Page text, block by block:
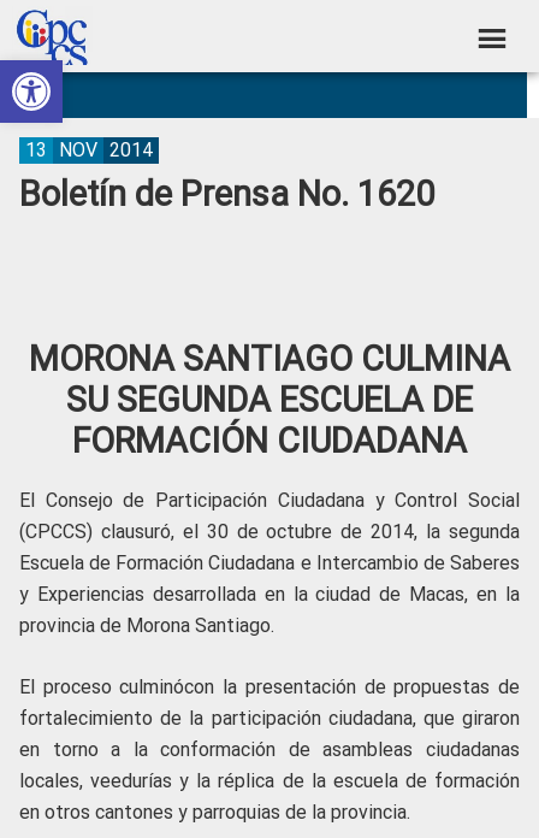
Abrir barra de herramientas
Skip
to
primary
navigation
Skip
to
main
content
Skip
to
primary
sidebar
Skip
to
footer
Consejo
de
Participación
Ciudadana
Construyendo
Poder
Ciudadano
Boletín de Prensa No. 1620
13 NOV 2014
MORONA SANTIAGO CULMINA
SU SEGUNDA ESCUELA DE
FORMACIÓN CIUDADANA
El Consejo de Participación Ciudadana y Control Social
(CPCCS) clausuró, el 30 de octubre de 2014, la segunda
Escuela de Formación Ciudadana e Intercambio de Saberes
y Experiencias desarrollada en la ciudad de Macas, en la
provincia de Morona Santiago.
El proceso culminócon la presentación de propuestas de
fortalecimiento de la participación ciudadana, que giraron
en torno a la conformación de asambleas ciudadanas
locales, veedurías y la réplica de la escuela de formación
en otros cantones y parroquias de la provincia.